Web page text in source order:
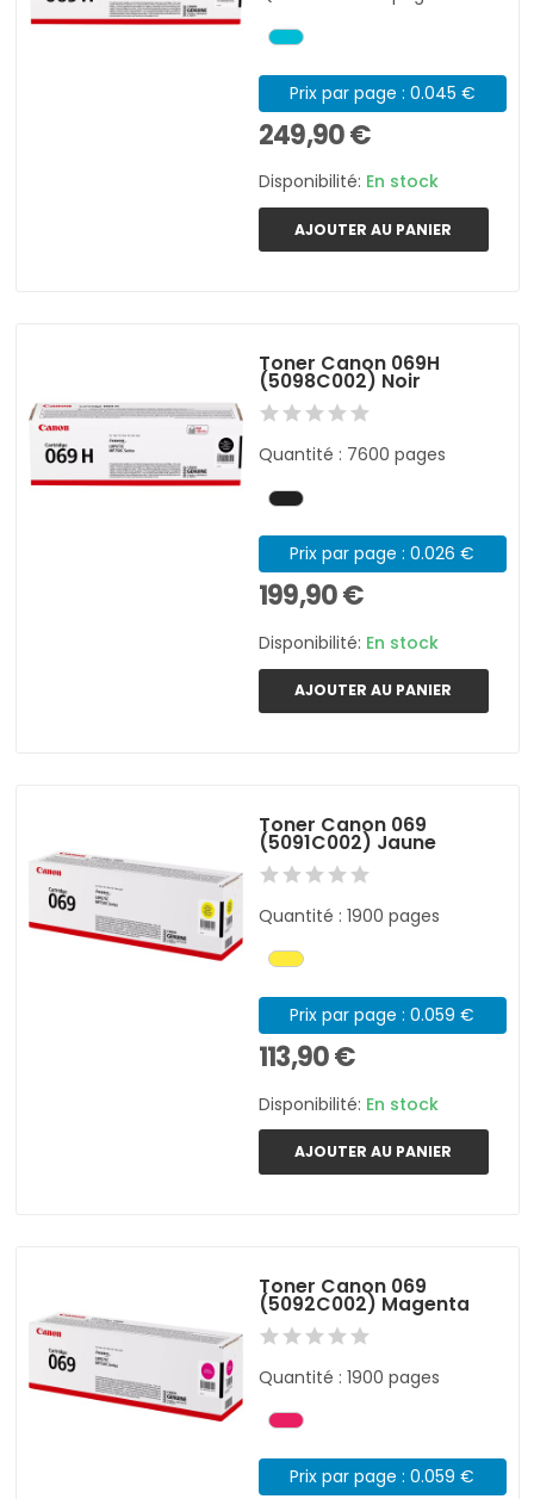
Prix par page : 0.045 €
249,90 €
Disponibilité: En stock
AJOUTER AU PANIER
Toner Canon 069H
(5098C002) Noir
Quantité : 7600 pages
Prix par page : 0.026 €
199,90 €
Disponibilité: En stock
AJOUTER AU PANIER
Toner Canon 069
(5091C002) Jaune
Quantité : 1900 pages
Prix par page : 0.059 €
113,90 €
Disponibilité: En stock
AJOUTER AU PANIER
Toner Canon 069
(5092C002) Magenta
Quantité : 1900 pages
Prix par page : 0.059 €